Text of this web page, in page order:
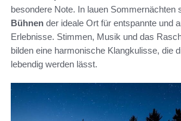
besondere Note. In lauen Sommernächten
Bühnen der ideale Ort für entspannte und
Erlebnisse. Stimmen, Musik und das
bilden eine harmonische Klangkulisse, die
lebendig werden lässt.